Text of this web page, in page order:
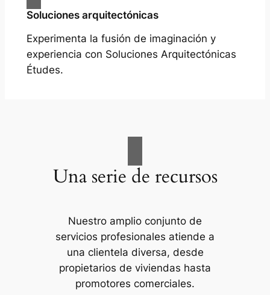
Soluciones arquitectónicas
Experimenta la fusión de imaginación y
experiencia con Soluciones Arquitectónicas
Études.
Una serie de recursos
Nuestro amplio conjunto de
servicios profesionales atiende a
una clientela diversa, desde
propietarios de viviendas hasta
promotores comerciales.